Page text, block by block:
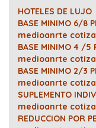
HOTELES DE LUJO
BASE MINIMO 6/8
medioanrte
BASE MINIMO 4 /
medioanrte
BASE MINIMO 2/3
medioanrte
SUPLEMENTO
medioanrte
REDUCCION POR